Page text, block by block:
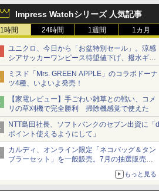
Impress Watchシリーズ 人気記事
1時間 24時間 1週間 1カ月
ユニクロ、今日から「お盆特別セール」。涼感
シアサッカーワンピース待望値下げ、撥水ギア
ショーツは1990円に
ミスド「Mrs. GREEN APPLE」のコラボドーナ
ツ4種、いよいよ発売！
【家電レビュー】手ごわい雑草との戦い、コメ
リの草刈機で完全勝利 掃除機感覚で使えた
NTT島田社長、ソフトバンクのセブン出資に「d
ポイント使えるようにして」
カルディ、オンライン限定「ネコバッグ＆タン
ブラーセット」を一般販売。7月の抽選販売の
もっと見る